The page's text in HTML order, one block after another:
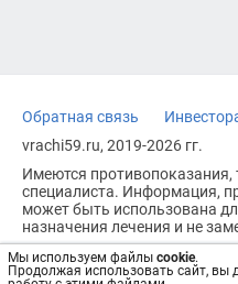
Мы используем файлы cookie.
Продолжая использовать сайт, вы
Обратная связь
vrachi59.ru, 2019-2026 гг.
Имеются противопоказания,
специалиста. Информация,
может быть использована
назначения лечения и не
Возрастное ограничение: 18+